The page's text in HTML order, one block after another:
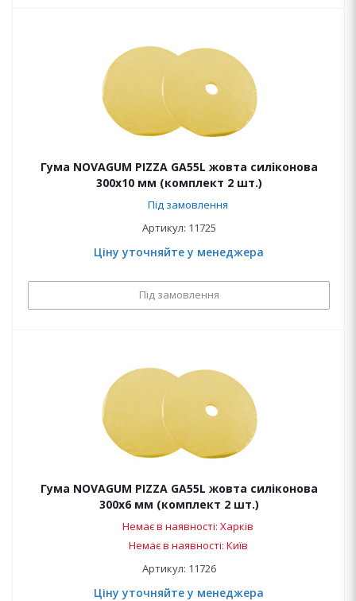
Гума NOVAGUM PIZZA GA55L жовта силіконова
300x10 мм (комплект 2 шт.)
Під замовлення
Артикул: 11725
Ціну уточняйте у менеджера
Під замовлення
Гума NOVAGUM PIZZA GA55L жовта силіконова
300x6 мм (комплект 2 шт.)
Немає в наявності: Харків
Немає в наявності: Київ
Артикул: 11726
Ціну уточняйте у менеджера